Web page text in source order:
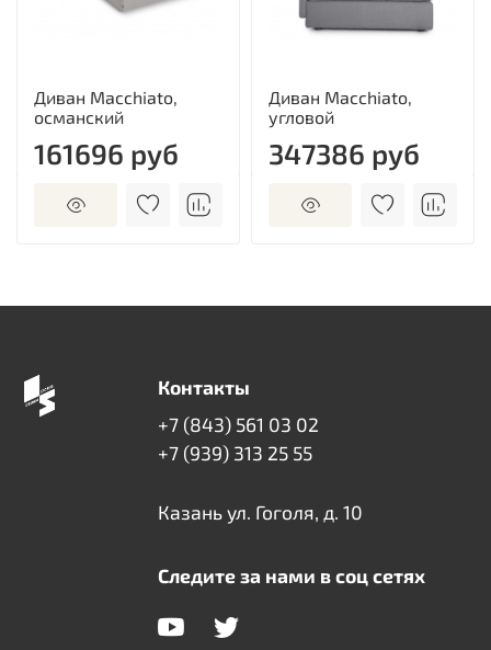
Диван Macchiato,
османский
161696 руб
Диван Macchiato,
угловой
347386 руб
Контакты
+7 (843) 561 03 02
+7 (939) 313 25 55
Казань ул. Гоголя, д. 10
Следите за нами в соц сетях